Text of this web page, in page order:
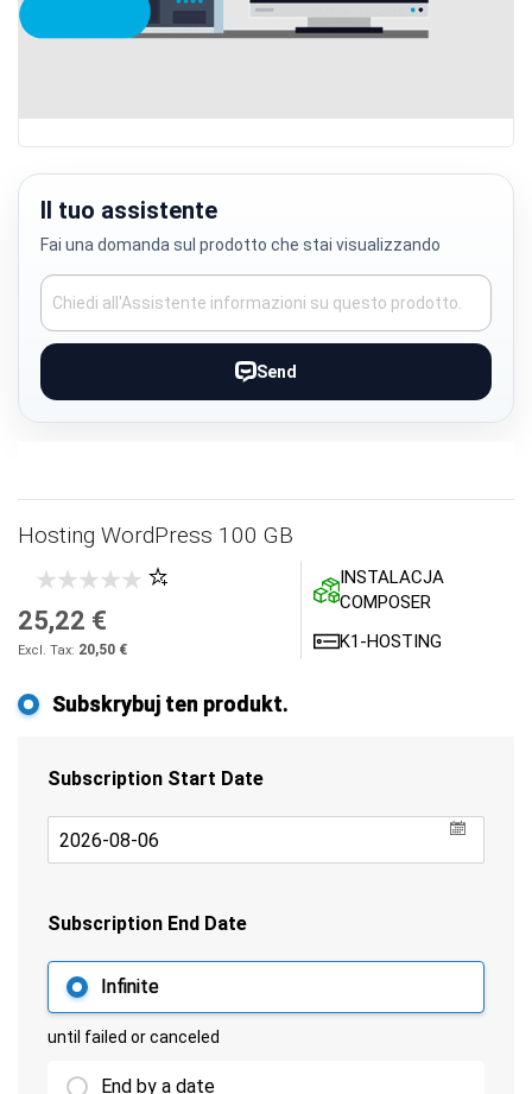
to
the
images
gallery
Il tuo assistente
Fai una domanda sul prodotto che stai visualizzando
Send
Hosting WordPress 100 GB
25,22 €
20,50 €
INSTALACJA
COMPOSER
K1-HOSTING
Subskrybuj ten produkt.
Subscription Start Date
Subscription End Date
Infinite
until failed or canceled
End by a date